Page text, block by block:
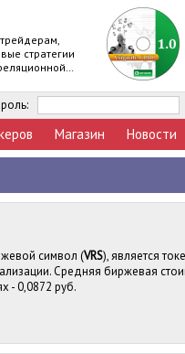
стратегии
Магазин Новости
символ (VRS), является
Средняя биржевая
- 0,0872 руб.